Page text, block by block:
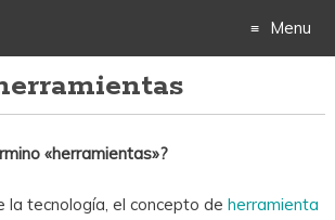
Menu
«herramientas»?
la tecnología, el concepto de herramienta